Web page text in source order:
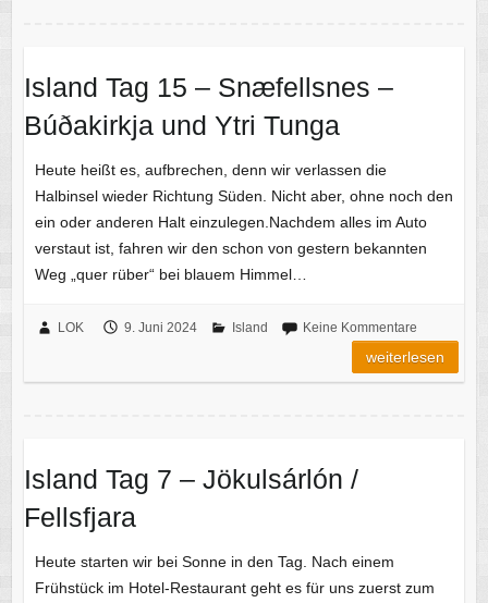
Island Tag 15 – Snæfellsnes –
Búðakirkja und Ytri Tunga
Heute heißt es, aufbrechen, denn wir verlassen die
Halbinsel wieder Richtung Süden. Nicht aber, ohne noch den
ein oder anderen Halt einzulegen.Nachdem alles im Auto
verstaut ist, fahren wir den schon von gestern bekannten
Weg „quer rüber“ bei blauem Himmel…
LOK 9. Juni 2024 Island Keine Kommentare
weiterlesen
Island Tag 7 – Jökulsárlón /
Fellsfjara
Heute starten wir bei Sonne in den Tag. Nach einem
Frühstück im Hotel-Restaurant geht es für uns zuerst zum